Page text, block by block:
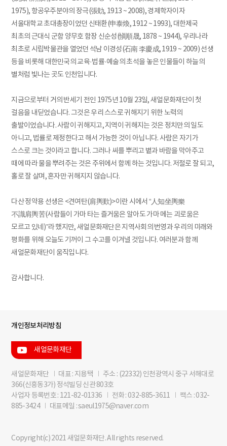
1975), 항공우주분야의 장극(張勀, 1913 ~ 2008), 경제학자이자
서울대학교 초대총장이었던 신태환(申泰煥, 1912 ~ 1993), 대한제국
최초의 근대식 군함 양무호 함장 신순성(愼順晟, 1878 ~ 1944), 우리나라
최초로 시립박물관을 열었던 석남 이경성(石南 李慶成, 1919 ~ 2009) 선생
등을 비롯해 대한민국의 교육·법률·예술의 초석을 놓은 인물들이 하늘의
별처럼 빛나는 곳도 인천입니다.
지금으로부터 거의 반세기 전인 1975년 10월 23일, 새얼문화재단이 첫
걸음을 내딛었습니다. 그것은 우리 스스로 귀해지기 위한 노력의
출발이었습니다. 사람이 귀해지고, 지역이 귀해지는 것은 정치만의 일도
아니고, 법률로 제정한다고 해서 가능한 것이 아닙니다. 사람은 자기가
스스로 크는 것이라고 합니다. 그러나 씨를 뿌리고 볕과 바람을 막아주고
때에 따라 물을 뿌려주는 것은 주위에서 함께 하는 것입니다. 저절로 잘 되고,
홀로 잘 살며, 혼자만 귀해지지 않습니다.
다산 정약용 선생은 <견여탄(肩輿歎)>이란 시에서 “人知坐輿樂
不識肩輿苦(사람들이 가마 타는 즐거움은 알아도 가마 메는 괴로움은
모르고 있네)”라 했지만, 새얼문화재단은 지역사회의 번영과 우리의 미래와
평화를 위해 오늘도 기꺼이 그 수고를 이겨낼 것입니다. 여러분과 함께
새얼문화재단이 움직입니다.
감사합니다.
개인정보처리방침
새얼문화재단
새얼문화재단 대표 : 지용택
주소 : (22332) 인천광역시 중구 서해대로
366(신흥동3가) 정석빌딩 신관 803호
사업자 등록번호 : 121-82-01336
전화 : 032-885-3611
팩스 : 032-
885-3424
대표메일 : saeul1975@naver.com
Copyright(c) 2021 새얼문화재단. All rights reserved.